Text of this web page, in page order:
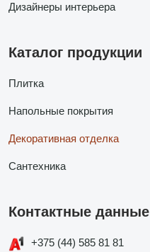
Дизайнеры интерьера
Каталог продукции
Плитка
Напольные покрытия
Декоративная отделка
Сантехника
Контактные данные
+375 (44) 585 81 81